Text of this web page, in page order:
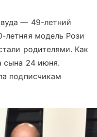
— 49-летний
летняя модель Рози
родителями. Как
сына 24 июня.
подписчикам